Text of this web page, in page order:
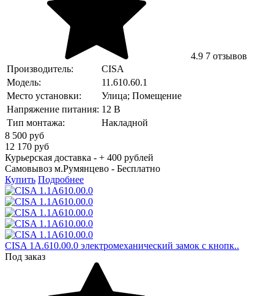
4.9 7 отзывов
Производитель:
CISA
Модель:
11.610.60.1
Место установки:
Улица; Помещение
Напряжение питания: 12 В
Тип монтажа:
Накладной
8 500 руб
12 170 руб
Курьерская доставка - + 400 рублей
Самовывоз м.Румянцево - Бесплатно
Купить Подробнее
CISA 1A.610.00.0 электромеханический замок с кнопк..
Под заказ